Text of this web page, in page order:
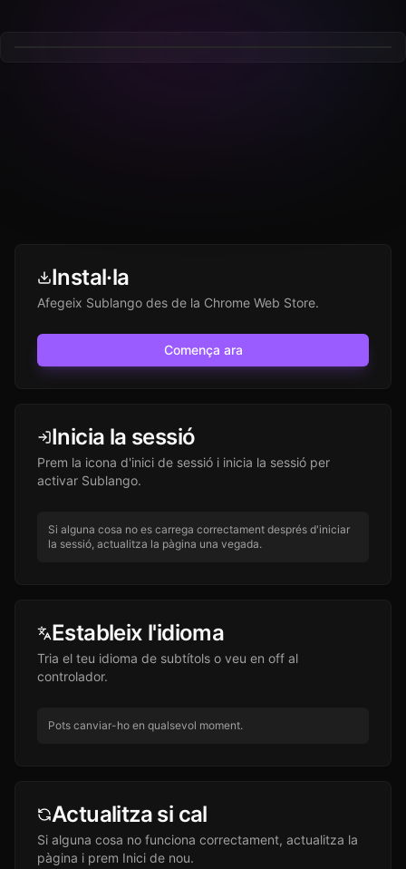
Instal·la
Afegeix Sublango des de la Chrome Web Store.
Comença ara
Inicia la sessió
Prem la icona d'inici de sessió i inicia la sessió per
activar Sublango.
Si alguna cosa no es carrega correctament després d'iniciar
la sessió, actualitza la pàgina una vegada.
Estableix l'idioma
Tria el teu idioma de subtítols o veu en off al
controlador.
Pots canviar-ho en qualsevol moment.
Actualitza si cal
Si alguna cosa no funciona correctament, actualitza la
pàgina i prem Inici de nou.